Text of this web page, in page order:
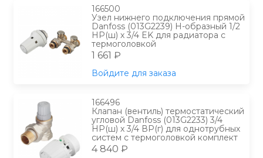
166500
Узел нижнего подключения прямой
Danfoss (013G2239) H-образный 1/2
НР(ш) х 3/4 EK для радиатора с
термоголовкой
1 661 ₽
Войдите для заказа
166496
Клапан (вентиль) термостатический
угловой Danfoss (013G2233) 3/4
НР(ш) х 3/4 ВР(г) для однотрубных
систем с термоголовкой комплект
4 840 ₽